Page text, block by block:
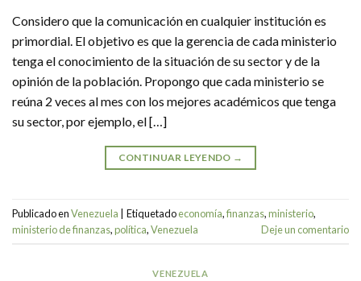
Considero que la comunicación en cualquier institución es
primordial. El objetivo es que la gerencia de cada ministerio
tenga el conocimiento de la situación de su sector y de la
opinión de la población. Propongo que cada ministerio se
reúna 2 veces al mes con los mejores académicos que tenga
su sector, por ejemplo, el […]
CONTINUAR LEYENDO →
Publicado enVenezuela Etiquetadoeconomía,finanzas,ministerio,
ministerio de finanzas,política,Venezuela Deje un comentario
VENEZUELA